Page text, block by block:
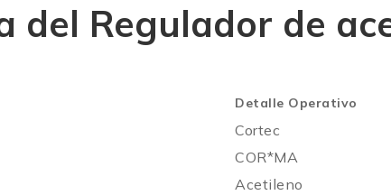
del Regulador de
Detalle Operativo
Cortec
COR*MA
Acetileno